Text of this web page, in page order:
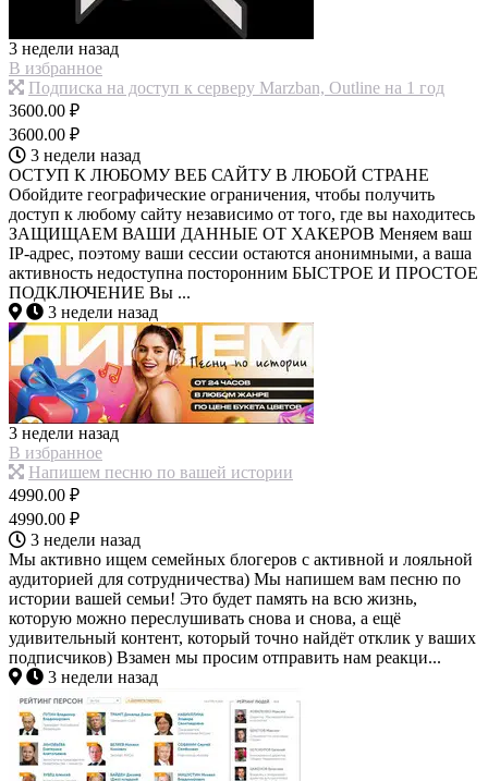
3 недели назад
В избранное
Подписка на доступ к серверу Marzban, Outline на 1 год
3600.00 ₽
3600.00 ₽
3 недели назад
ОСТУП К ЛЮБОМУ ВЕБ САЙТУ В ЛЮБОЙ СТРАНЕ
Обойдите географические ограничения, чтобы получить
доступ к любому сайту независимо от того, где вы находитесь
ЗАЩИЩАЕМ ВАШИ ДАННЫЕ ОТ ХАКЕРОВ Меняем ваш
IP-адрес, поэтому ваши сессии остаются анонимными, а ваша
активность недоступна посторонним БЫСТРОЕ И ПРОСТОЕ
ПОДКЛЮЧЕНИЕ Вы ...
3 недели назад
3 недели назад
В избранное
Напишем песню по вашей истории
4990.00 ₽
4990.00 ₽
3 недели назад
Мы активно ищем семейных блогеров с активной и лояльной
аудиторией для сотрудничества) Мы напишем вам песню по
истории вашей семьи! Это будет память на всю жизнь,
которую можно переслушивать снова и снова, а ещё
удивительный контент, который точно найдёт отклик у ваших
подписчиков) Взамен мы просим отправить нам реакци...
3 недели назад